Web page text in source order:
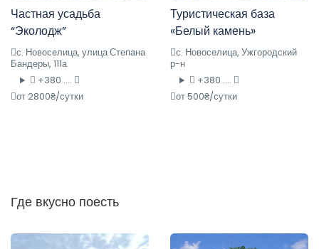
Частная усадьба
“Эколодж”
с. Новоселица, улица Степана
Бандеры, 111а
+380 ....
от 2800₴/сутки
Туристическая база
«Белый камень»
с. Новоселица, Ужгородский
р-н
+380 ....
от 500₴/сутки
Где вкусно поесть